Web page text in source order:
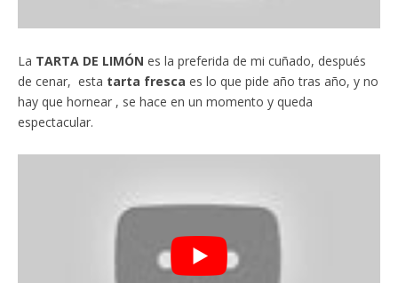
La TARTA DE LIMÓN es la preferida de mi cuñado, después
de cenar, esta tarta fresca es lo que pide año tras año, y no
hay que hornear , se hace en un momento y queda
espectacular.